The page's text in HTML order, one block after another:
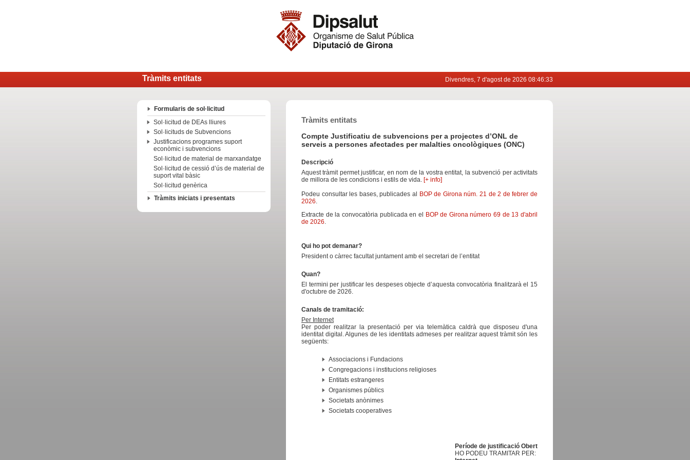
Tràmits entitats Divendres, 7 d'agost de 2026 08:46:33
Formularis de sol·licitud
Sol·licitud de DEAs lliures
Sol·licituds de Subvencions
Justificacions programes suport
econòmic i subvencions
Sol·licitud de material de marxandatge
Sol·licitud de cessió d’ús de material de
suport vital bàsic
Sol·licitud genèrica
Tràmits iniciats i presentats
Tràmits entitats
Compte Justificatiu de subvencions per a projectes d’ONL de
serveis a persones afectades per malalties oncològiques (ONC)
Descripció
Aquest tràmit permet justificar, en nom de la vostra entitat, la subvenció per activitats
de millora de les condicions i estils de vida. [+ info]
Podeu consultar les bases, publicades al
BOP de Girona núm. 21 de 2 de febrer de
2026.
Extracte de la convocatòria publicada en el
BOP de Girona número 69 de 13 d'abril
de 2026.
Qui ho pot demanar?
President o càrrec facultat juntament amb el secretari de l’entitat
Quan?
El termini per justificar les despeses objecte d’aquesta convocatòria finalitzarà el 15
d'octubre de 2026.
Canals de tramitació:
Per Internet
Per poder realitzar la presentació per via telemàtica caldrà que disposeu d'una
identitat digital. Algunes de les identitats admeses per realitzar aquest tràmit són les
següents:
Associacions i Fundacions
Congregacions i institucions religioses
Entitats estrangeres
Organismes públics
Societats anònimes
Societats cooperatives
Període de justificació Obert
HO PODEU TRAMITAR PER: